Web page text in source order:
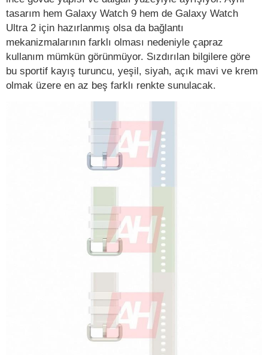
tasarım hem Galaxy Watch 9 hem de Galaxy Watch
Ultra 2 için hazırlanmış olsa da bağlantı
mekanizmalarının farklı olması nedeniyle çapraz
kullanım mümkün görünmüyor. Sızdırılan bilgilere göre
bu sportif kayış turuncu, yeşil, siyah, açık mavi ve krem
olmak üzere en az beş farklı renkte sunulacak.